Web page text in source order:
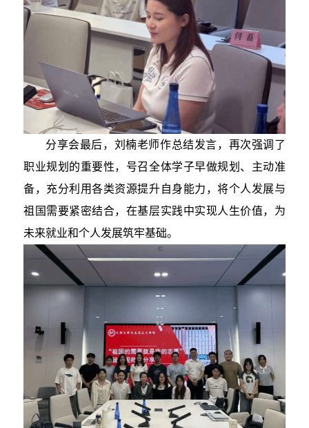
分享会最后，刘楠老师作总结发言，再次强调了
职业规划的重要性，号召全体学子早做规划、主动准
备，充分利用各类资源提升自身能力，将个人发展与
祖国需要紧密结合，在基层实践中实现人生价值，为
未来就业和个人发展筑牢基础。